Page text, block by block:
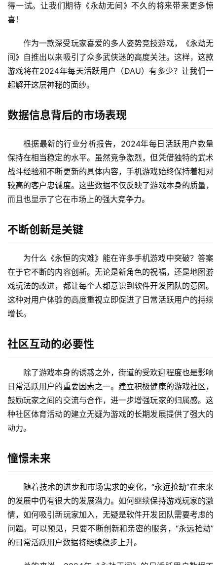
得一试。让我们期待《永劫无间》不久的将来带来更多惊
喜！
作为一款深受玩家喜爱的多人姿势竞技游戏，《永劫无
间》自推出以来吸引了众多武侠迷的高度关注。这样，这款
游戏将在2024年每天活跃用户（DAU）有多少？让我们一
起解开这层神秘的面纱。
数据信息背后的市场表现
根据最新的行业分析报告，2024年每日活跃用户数量
保持在相当稳定的水平。虽然竞争激烈，但凭借独特的武术
战斗经验和不断更新的具体内容，手机游戏始终保持着相对
较高的客户忠诚度。这些数据不仅反映了游戏本身的质量，
而且也显示了它在市场上的强大竞争力。
不断创新是关键
为什么《永恒的灾难》能在许多手机游戏中突破？答案
在于它不断的内容创新。无论是新角色的祝福，还是地图游
戏玩法的改进，都让每个人都意识到软件开发团队的意图。
这种对用户体验的高度重视立即促进了日常活跃用户的持续
增长。
社区互动的必要性
除了游戏本身的诱惑之外，街道的受欢迎程度也是影响
日常活跃用户的重要因素之一。建立积极健康的游戏社区，
鼓励玩家之间的交流与合作，进一步增强玩家的归属感。这
种社区体育活动的建立无疑为游戏的长期发展提供了强大的
动力。
憧憬未来
随着技术的进步和市场需求的变化，“永远抢劫”在未来
的发展中仍有很大的发展潜力。如何继续保持游戏玩家的激
情，如何吸引新玩家加入，无疑是软件开发团队需要考虑的
问题。可以预见，只要不断创新和亲密的服务，“永远抢劫”
的日常活跃用户数据将继续稳步上升。